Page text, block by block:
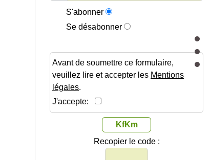
S'abonner
Se désabonner
Avant de soumettre ce formulaire,
veuillez lire et accepter les Mentions
légales.
J'accepte:
KfKm
Recopier le code :